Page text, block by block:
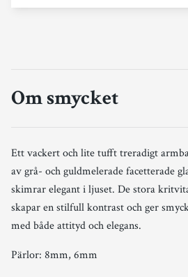
Om smycket
Ett vackert och lite tufft treradigt
av grå- och guldmelerade facetterade
skimrar elegant i ljuset. De stora
skapar en stilfull kontrast och ger
med både attityd och elegans.
Pärlor: 8mm, 6mm